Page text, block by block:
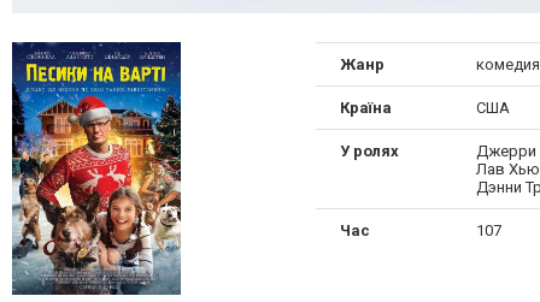
Жанр
Країна США
У ролях
Джерри
Лав
Дэнни
Час 107